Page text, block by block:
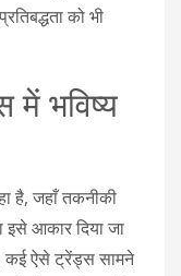
को भी
में भविष्य
है, जहाँ तकनीकी
इसे आकार दिया जा
कई ऐसे ट्रेंड्स सामने